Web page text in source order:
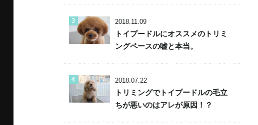
2018.11.09
トイプードルにオススメのトリミ
ングペースの嘘と本当。
2018.07.22
トリミングでトイプードルの毛立
ちが悪いのはアレが原因！？